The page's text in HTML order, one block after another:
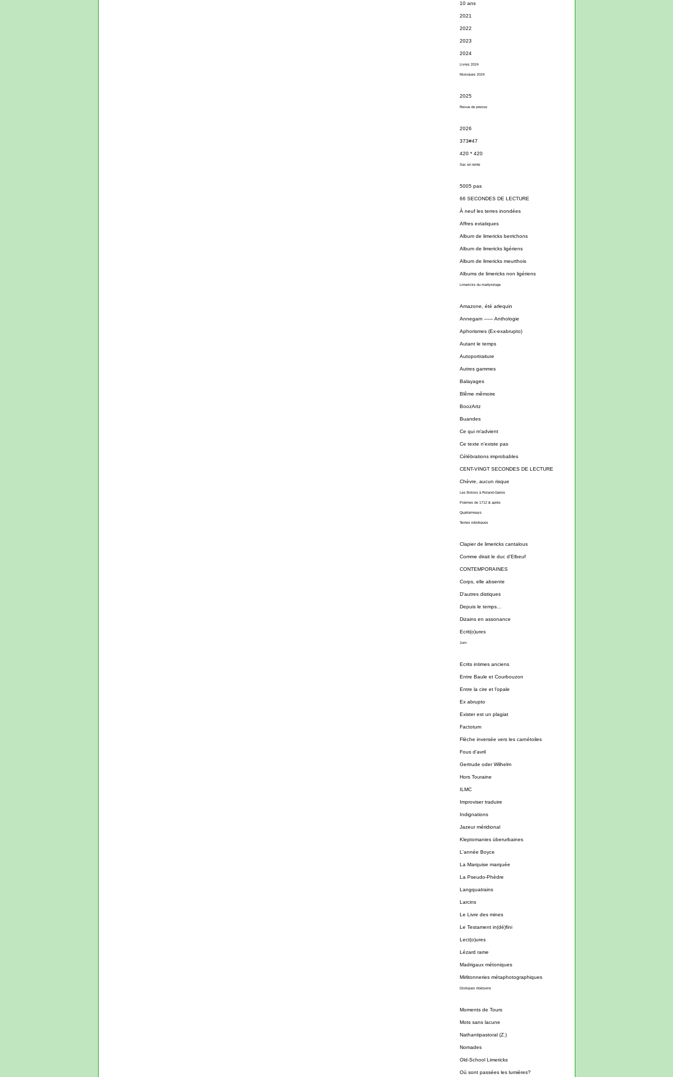
10 ans
2021
2022
2023
2024
Livres 2024
Musiques 2024
2025
Revue de presse
2026
373#47
420 * 420
Sac en rente
5005 pas
66 SECONDES DE LECTURE
À neuf les terres inondées
Affres extatiques
Album de limericks berrichons
Album de limericks ligériens
Album de limericks meurthois
Albums de limericks non ligériens
Limericks du martyrologe
Amazone, été arlequin
Annegarn ––– Anthologie
Aphorismes (Ex-exabrupto)
Autant le temps
Autoportraiture
Autres gammes
Balayages
Blême mêmoire
BoozArtz
Buandes
Ce qui m'advient
Ce texte n'existe pas
Célébrations improbables
CENT-VINGT SECONDES DE LECTURE
Chèvre, aucun risque
Les Boloss à Roland-Garros
Poèmes de 1712 & après
Quatramways
Textes robotiques
Clapier de limericks cantalous
Comme dirait le duc d'Elbeuf
CONTEMPORAINES
Corps, elle absente
D'autres distiques
Depuis le temps...
Dizains en assonance
Ecrit(o)ures
Juin
Ecrits intimes anciens
Entre Baule et Courbouzon
Entre la cire et l'opale
Ex abrupto
Exister est un plagiat
Factotum
Flèche inversée vers les carnétoiles
Fous d'avril
Gertrude oder Wilhelm
Hors Touraine
ILMC
Improviser traduire
Indignations
Jazeur méridional
Kleptomanies überurbaines
L'année Boyce
La Marquise marquée
La Pseudo-Phèdre
Langquatrains
Larcins
Le Livre des mines
Le Testament in(dé)fini
Lect(o)ures
Lézard rame
Madrigaux métoniques
Mirlitonneries métaphotographiques
Distiques ribéryens
Moments de Tours
Mots sans lacune
Nathantipastoral (Z.)
Nomades
Old-School Limericks
Où sont passées les lumières?